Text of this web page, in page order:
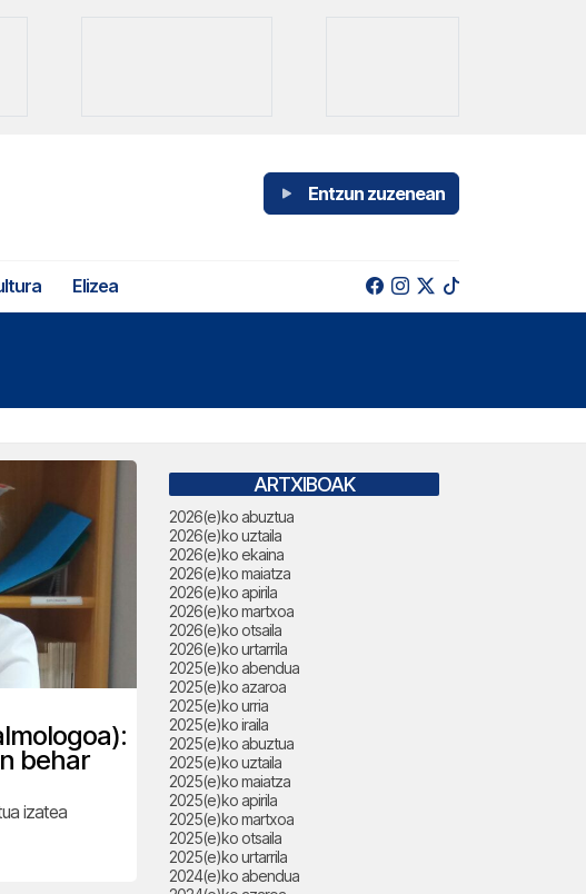
Entzun zuzenean
Elizea
behar
izatea
ARTXIBOAK
2026(e)ko abuztua
2026(e)ko uztaila
2026(e)ko ekaina
2026(e)ko maiatza
2026(e)ko apirila
2026(e)ko martxoa
2026(e)ko otsaila
2026(e)ko urtarrila
2025(e)ko abendua
2025(e)ko azaroa
2025(e)ko urria
2025(e)ko iraila
2025(e)ko abuztua
2025(e)ko uztaila
2025(e)ko maiatza
2025(e)ko apirila
2025(e)ko martxoa
2025(e)ko otsaila
2025(e)ko urtarrila
2024(e)ko abendua